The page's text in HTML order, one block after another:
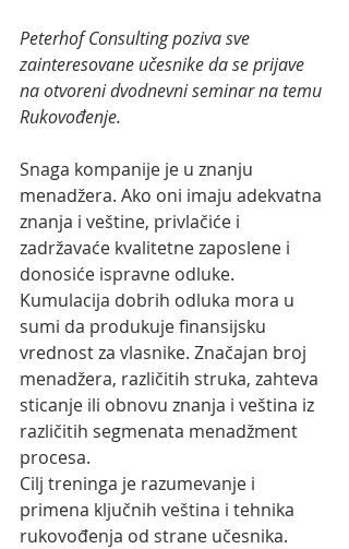
Peterhof Consulting poziva sve
zainteresovane učesnike da se prijave
na otvoreni dvodnevni seminar na temu
Rukovođenje.
Snaga kompanije je u znanju
menadžera. Ako oni imaju adekvatna
znanja i veštine, privlačiće i
zadržavaće kvalitetne zaposlene i
donosiće ispravne odluke.
Kumulacija dobrih odluka mora u
sumi da produkuje finansijsku
vrednost za vlasnike. Značajan broj
menadžera, različitih struka, zahteva
sticanje ili obnovu znanja i veština iz
različitih segmenata menadžment
procesa.
Cilj treninga je razumevanje i
primena ključnih veština i tehnika
rukovođenja od strane učesnika.